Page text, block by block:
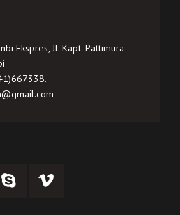
Ekspres, Jl. Kapt. Pattimura